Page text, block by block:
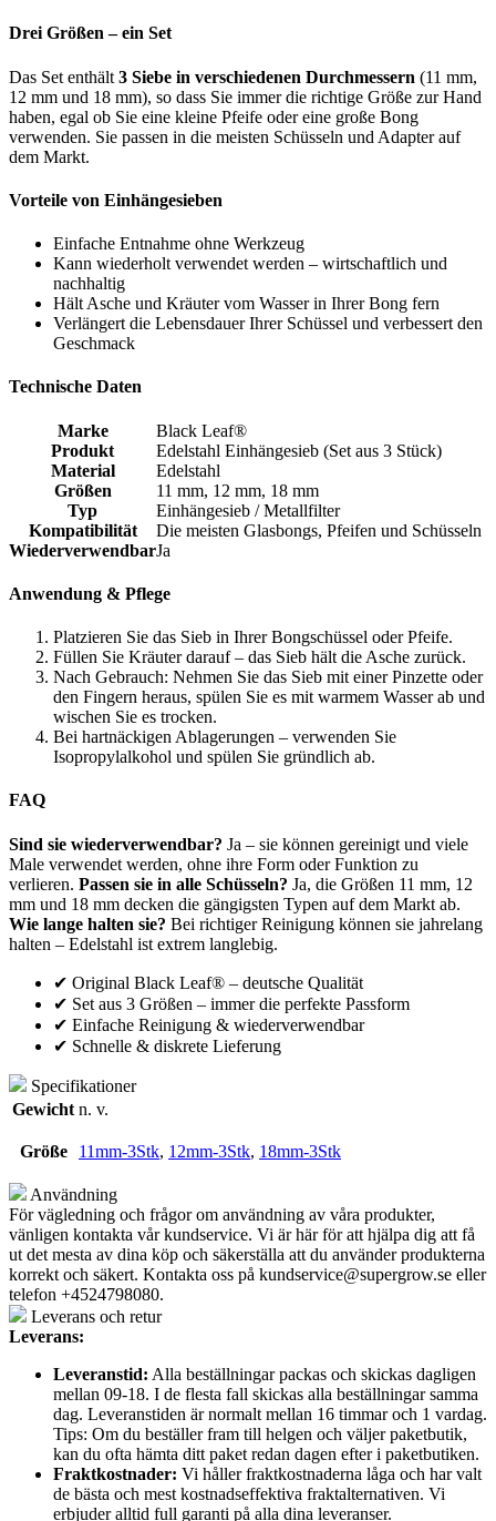
Drei Größen – ein Set
Das Set enthält 3 Siebe in verschiedenen Durchmessern (11 mm,
12 mm und 18 mm), so dass Sie immer die richtige Größe zur Hand
haben, egal ob Sie eine kleine Pfeife oder eine große Bong
verwenden. Sie passen in die meisten Schüsseln und Adapter auf
dem Markt.
Vorteile von Einhängesieben
Einfache Entnahme ohne Werkzeug
Kann wiederholt verwendet werden – wirtschaftlich und
nachhaltig
Hält Asche und Kräuter vom Wasser in Ihrer Bong fern
Verlängert die Lebensdauer Ihrer Schüssel und verbessert den
Geschmack
Technische Daten
Marke
Black Leaf®
Produkt
Edelstahl Einhängesieb (Set aus 3 Stück)
Material
Edelstahl
Größen
11 mm, 12 mm, 18 mm
Typ
Einhängesieb / Metallfilter
Kompatibilität
Die meisten Glasbongs, Pfeifen und Schüsseln
WiederverwendbarJa
Anwendung & Pflege
Platzieren Sie das Sieb in Ihrer Bongschüssel oder Pfeife.
Füllen Sie Kräuter darauf – das Sieb hält die Asche zurück.
Nach Gebrauch: Nehmen Sie das Sieb mit einer Pinzette oder
den Fingern heraus, spülen Sie es mit warmem Wasser ab und
wischen Sie es trocken.
Bei hartnäckigen Ablagerungen – verwenden Sie
Isopropylalkohol und spülen Sie gründlich ab.
FAQ
Sind sie wiederverwendbar? Ja – sie können gereinigt und viele
Male verwendet werden, ohne ihre Form oder Funktion zu
verlieren. Passen sie in alle Schüsseln? Ja, die Größen 11 mm, 12
mm und 18 mm decken die gängigsten Typen auf dem Markt ab.
Wie lange halten sie? Bei richtiger Reinigung können sie jahrelang
halten – Edelstahl ist extrem langlebig.
✔ Original Black Leaf® – deutsche Qualität
✔ Set aus 3 Größen – immer die perfekte Passform
✔ Einfache Reinigung & wiederverwendbar
✔ Schnelle & diskrete Lieferung
Specifikationer
Gewicht n. v.
Größe 11mm-3Stk, 12mm-3Stk, 18mm-3Stk
Användning
För vägledning och frågor om användning av våra produkter,
vänligen kontakta vår kundservice. Vi är här för att hjälpa dig att få
ut det mesta av dina köp och säkerställa att du använder produkterna
korrekt och säkert. Kontakta oss på kundservice@supergrow.se eller
telefon +4524798080.
Leverans och retur
Leverans:
Leveranstid: Alla beställningar packas och skickas dagligen
mellan 09-18. I de flesta fall skickas alla beställningar samma
dag. Leveranstiden är normalt mellan 16 timmar och 1 vardag.
Tips: Om du beställer fram till helgen och väljer paketbutik,
kan du ofta hämta ditt paket redan dagen efter i paketbutiken.
Fraktkostnader: Vi håller fraktkostnaderna låga och har valt
de bästa och mest kostnadseffektiva fraktalternativen. Vi
erbjuder alltid full garanti på alla dina leveranser.